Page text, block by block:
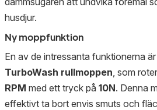
husdjur.
Ny moppfunktion
En av de intressanta funktionerna
TurboWash rullmoppen, som
RPM med ett tryck på 10N. Denna
effektivt ta bort envis smuts och